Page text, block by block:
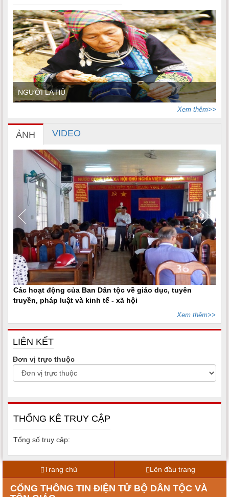
NGƯỜI LA HỦ
Xem thêm>>
ẢNH VIDEO
Các hoạt động của Ban Dân tộc về giáo dục, tuyên
truyền, pháp luật và kinh tế - xã hội
Xem thêm>>
LIÊN KẾT
Đơn vị trực thuộc
THỐNG KÊ TRUY CẬP
Tổng số truy cập:
Trang chủ Lên đầu trang
CỔNG THÔNG TIN ĐIỆN TỬ BỘ DÂN TỘC VÀ